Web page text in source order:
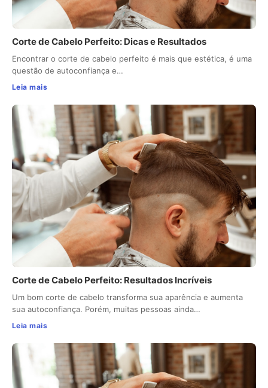
Corte de Cabelo Perfeito: Dicas e Resultados
Encontrar o corte de cabelo perfeito é mais que estética, é uma
questão de autoconfiança e…
Leia mais
Corte de Cabelo Perfeito: Resultados Incríveis
Um bom corte de cabelo transforma sua aparência e aumenta
sua autoconfiança. Porém, muitas pessoas ainda…
Leia mais